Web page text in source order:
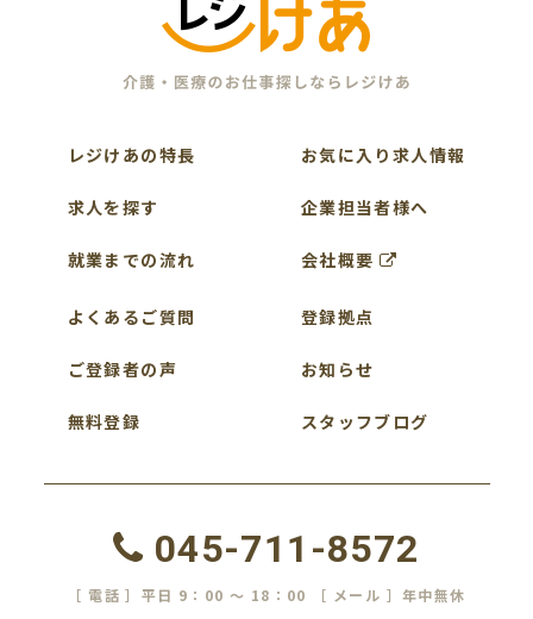
レジけあの特長
求人を探す
就業までの流れ
よくあるご質問
ご登録者の声
無料登録
お気に入り求人情報
企業担当者様へ
会社概要
登録拠点
お知らせ
スタッフブログ
045-711-8572
［ 電話 ］平日 9：00 ～ 18：00 ［ メール ］年中無休